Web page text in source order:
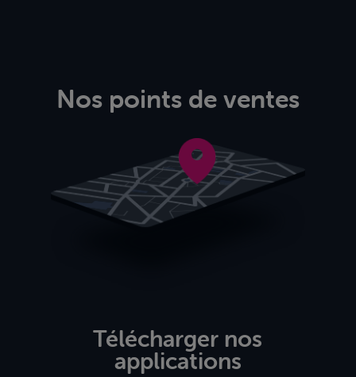
Nos points de ventes
Télécharger nos
applications